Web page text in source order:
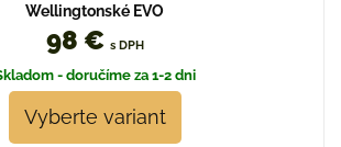
Wellingtonské EVO
98 € s DPH
- doručíme za 1-2 dni
Vyberte variant